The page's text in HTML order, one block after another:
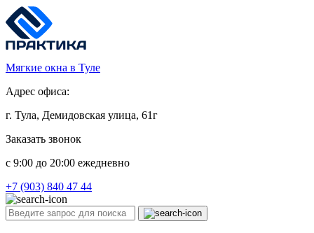
Мягкие окна в Туле
Адрес офиса:
г. Тула, Демидовская улица, 61г
Заказать звонок
c 9:00 до 20:00 ежедневно
+7 (903) 840 47 44